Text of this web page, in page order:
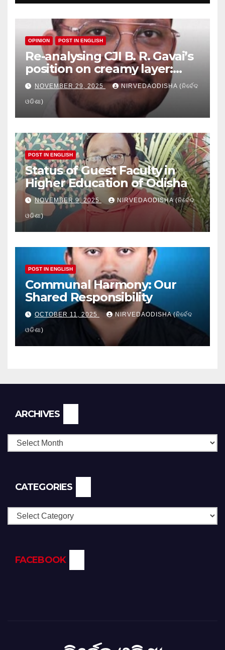
OPINION POST IN ENGLISH
Re-analysing CJI B. R. Gavai’s
position on creamy layer:
Issues and implication
NOVEMBER 29, 2025 NIRVEDAODISHA (ନିର୍ବେଦ
ଓଡିଶା)
POST IN ENGLISH
Status of Guest Faculty in
Higher Education of Odisha
NOVEMBER 9, 2025 NIRVEDAODISHA (ନିର୍ବେଦ
ଓଡିଶା)
POST IN ENGLISH
Communal Harmony: Our
Shared Responsibility
OCTOBER 11, 2025 NIRVEDAODISHA (ନିର୍ବେଦ
ଓଡିଶା)
ARCHIVES
CATEGORIES
Categories
FACEBOOK